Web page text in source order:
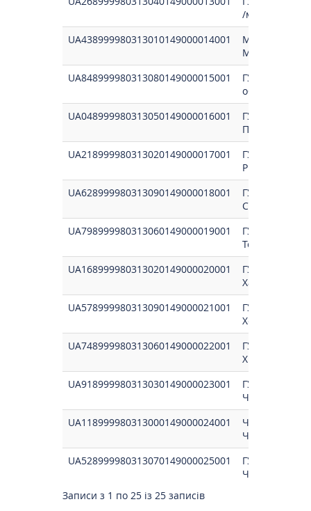
/м.Львів/
UA438999980313010149000014001
Микол.обл./
UA848999980313080149000015001
ГУК в
обл./21081300
UA048999980313050149000016001
ГУК
Полтавська/
UA218999980313020149000017001
ГУК у
Рівнен.обл./
UA628999980313090149000018001
ГУК у
Сумська обл/
UA798999980313060149000019001
ГУК у
Терноп.обл./
UA168999980313020149000020001
ГУК
Харкiвобл/
UA578999980313090149000021001
ГУК у Херсон
Херсон обл/
UA748999980313060149000022001
ГУК у
Хмел.обл/
UA918999980313030149000023001
ГУК у
Черкаська
UA118999980313000149000024001
Чернівецьке
Чернiв.обл/
UA528999980313070149000025001
ГУК у
Черніг.обл/
Записи з 1 по 25 із 25 записів